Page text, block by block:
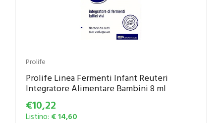
Prolife
Prolife Linea Fermenti Infant Reuteri
Integratore Alimentare Bambini 8 ml
€10,22
Listino: € 14,60